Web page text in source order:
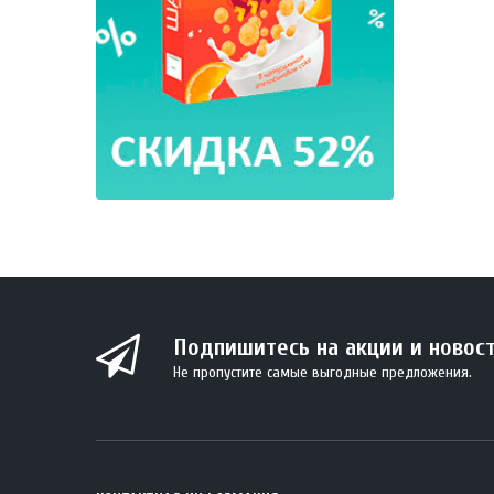
Подпишитесь на акции и
Не пропустите самые выгодные предложения.